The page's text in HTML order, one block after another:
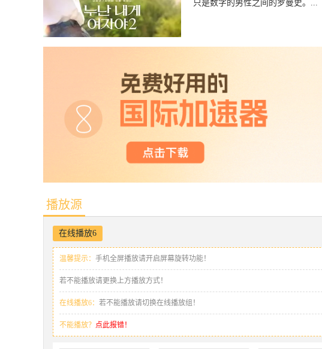
只是数字的男性之间的罗曼史。...
播放源
在线播放6
温馨提示： 手机全屏播放请开启屏幕旋转功能！
若不能播放请更换上方播放方式！
在线播放6： 若不能播放请切换在线播放组！
不能播放？ 点此报错！